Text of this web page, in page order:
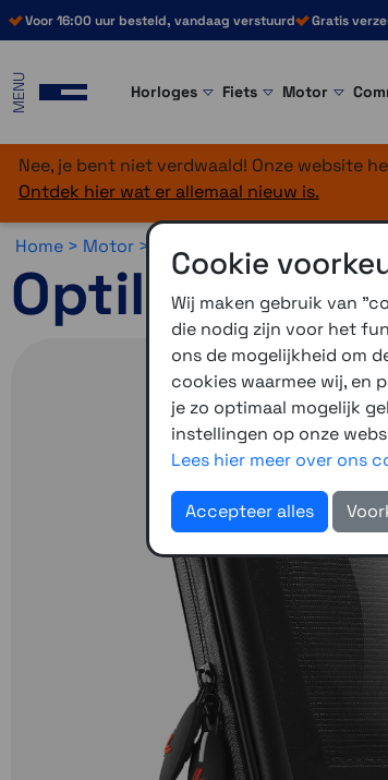
Voor 16:00 uur besteld, vandaag verstuurd Gratis
MENU Horloges Fiets Motor
Nee, je bent niet verdwaald! Onze website
Ontdek hier wat er allemaal nieuw is.
Home > Motor >
Optiline
Cookie
Wij maken gebruik van
die nodig zijn voor het
ons de mogelijkheid om
cookies waarmee wij, en
je zo optimaal mogelijk
instellingen op onze
Lees hier meer over ons
Accepteer alles